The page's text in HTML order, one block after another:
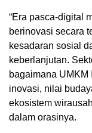
“Era pasca-digital
berinovasi secara
kesadaran sosial
keberlanjutan.
bagaimana
inovasi, nilai
ekosistem
dalam orasinya.